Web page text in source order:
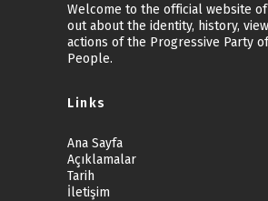
Welcome to the official website of
out about the identity, history,
actions of the Progressive Party
People.
Links
Ana Sayfa
Açıklamalar
Tarih
İletişim